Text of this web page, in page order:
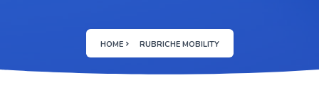
HOME RUBRICHE MOBILITY